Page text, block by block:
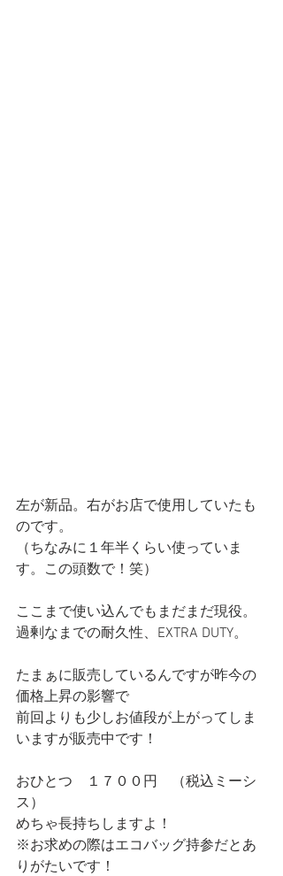
左が新品。右がお店で使用していたも
のです。
（ちなみに１年半くらい使っていま
す。この頭数で！笑）
ここまで使い込んでもまだまだ現役。
過剰なまでの耐久性、EXTRA DUTY。
たまぁに販売しているんですが昨今の
価格上昇の影響で
前回よりも少しお値段が上がってしま
いますが販売中です！
おひとつ　１７００円　（税込ミーシ
ス）
めちゃ長持ちしますよ！
※お求めの際はエコバッグ持参だとあ
りがたいです！